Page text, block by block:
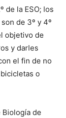
de la ESO; los
de 3º y 4º
objetivo de
y darles
el fin de no
o
Biología de